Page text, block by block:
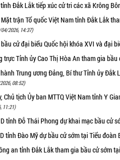
Đắk Lắk tiếp xúc cử tri các xã Krông
trận Tổ quốc Việt Nam tỉnh Đắk Lắk
2026, 14:37)
cử đại biểu Quốc hội khóa XVI và đại
trực Tỉnh ủy Cao Thị Hòa An tham gia
Trung ương Đảng, Bí thư Tỉnh ủy
08:52)
Chủ tịch Ủy ban MTTQ Việt Nam tỉnh Y
11:21)
tỉnh Đỗ Thái Phong dự khai mạc bầu cử
tỉnh Đào Mỹ dự bầu cử sớm tại Tiểu đoàn
an tỉnh Đắk Lắk tham gia bầu cử sớm